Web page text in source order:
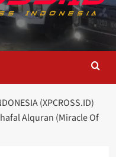
(XPCROSS.ID)
Alquran (Miracle Of